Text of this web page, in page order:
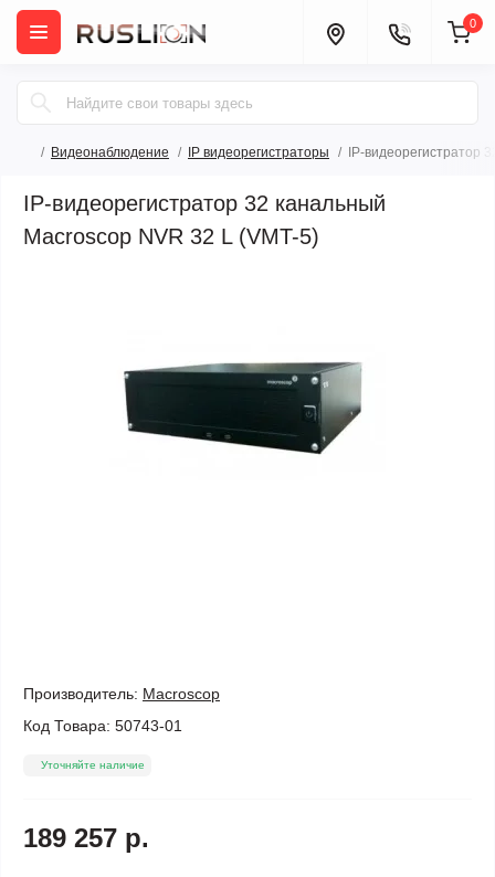
0
Видеонаблюдение IP видеорегистраторы IP-видеорегистратор
IP-видеорегистратор 32 канальный
Macroscop NVR 32 L (VMT-5)
Производитель: Macroscop
Код Товара: 50743-01
Уточняйте наличие
189 257 р.